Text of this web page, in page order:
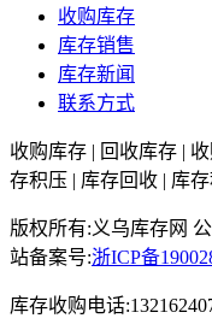
收购库存
库存销售
库存新闻
联系方式
收购库存 | 回收库存 |
存积压 | 库存回收 | 库
版权所有:义乌库存网
站备案号:浙ICP备
库存收购电话